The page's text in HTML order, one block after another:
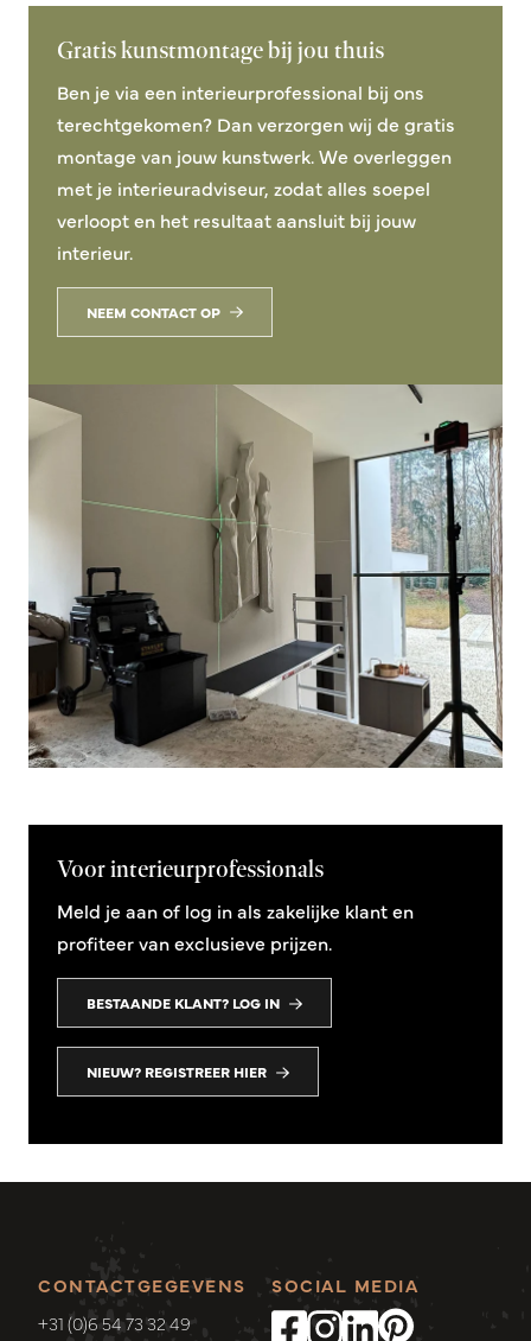
Gratis kunstmontage bij jou thuis
Ben je via een interieurprofessional bij ons
terechtgekomen? Dan verzorgen wij de gratis
montage van jouw kunstwerk. We overleggen
met je interieuradviseur, zodat alles soepel
verloopt en het resultaat aansluit bij jouw
interieur.
NEEM CONTACT OP
Voor interieurprofessionals
Meld je aan of log in als zakelijke klant en
profiteer van exclusieve prijzen.
BESTAANDE KLANT? LOG IN
NIEUW? REGISTREER HIER
CONTACTGEGEVENS
+31 (0)6 54 73 32 49
SOCIAL MEDIA